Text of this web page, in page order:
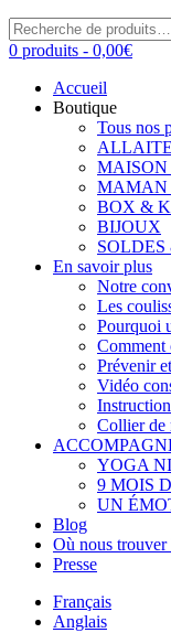
Recherche
pour :
0 produits - 0,00€
Accueil
Boutique
Tous nos
MAMAN
BOX &
BIJOUX
En savoir plus
Notre
Les
Pourquoi
Comment
Prévenir
Vidéo
Collier de
YOGA
9 MOIS
UN
Blog
Où nous trouver
Presse
Français
Anglais